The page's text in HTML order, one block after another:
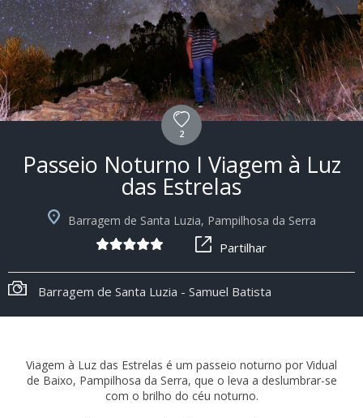
2
Passeio Noturno I Viagem à Luz
das Estrelas
Barragem de Santa Luzia, Pampilhosa da Serra
Partilhar
Barragem de Santa Luzia - Samuel Batista
Viagem à Luz das Estrelas é um passeio noturno por Vidual
de Baixo, Pampilhosa da Serra, que o leva a deslumbrar-se
com o brilho do céu noturno.